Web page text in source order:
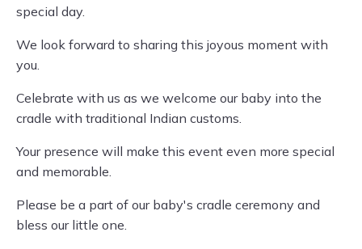
special day.
We look forward to sharing this joyous moment with
you.
Celebrate with us as we welcome our baby into the
cradle with traditional Indian customs.
Your presence will make this event even more special
and memorable.
Please be a part of our baby's cradle ceremony and
bless our little one.